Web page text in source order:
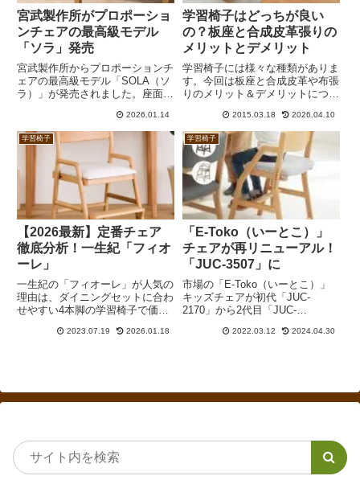
宮武製作所がプロポーショ
ンチェアの最高級モデル
「ソラ」発売
宮武製作所からプロポーションチ
ェアの最高級モデル「SOLA（ソ
ラ）」が発売されました。座面に
トコイルを使用するとともに、フ
レームにブナを使っている点がプ
レミアムです。一方で、バランス
ラボのバランスイージーと比較す
ると、ほぼ同じ価格でありながら
90日間返品保証がなく、割高感
があります。
2026.01.14
学習椅子はどっちが良い
の？板座と合成皮革張りの
メリットとデメリット
学習椅子には様々な種類がありま
す。今回は板座と合成皮革や布張
りのメリット＆デメリットについ
は板座が優れていると言えます
が、座り心地は合成皮革や布のほ
うが一般的には良いです。張地は
張り替えも可能ということも念頭
に置くと良いですね。
2015.03.18 2026.04.10
学習椅子
【2026最新】定番チェア
徹底分析！一生紀「フィオ
ーレ」
一生紀の「フィオーレ」が人気の
理由は、ダイニングセットに合わ
せやすい4本脚の学習椅子で価格
く、オークやウォールナットも含
2023.07.19 2026.01.18
学習椅子
「E-Toko（いーとこ）」
チェアが再リニューアル！
「JUC-3507」に
市場の「E-Toko（いーとこ）」
キッズチェアが初代「JUC-
2170」から2代目「JUC-
「JUC-3507」にリニューアルさ
2022.03.12 2024.04.30